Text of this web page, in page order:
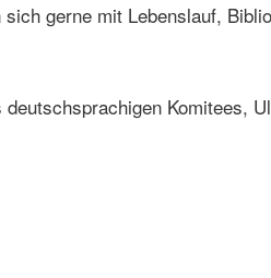
gerne mit Lebenslauf,
Komitees,